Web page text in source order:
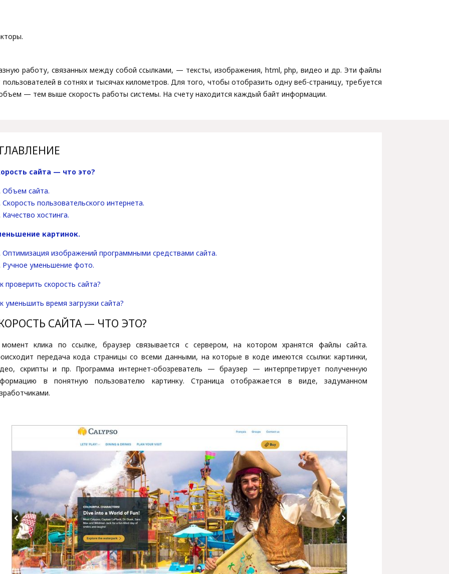
работу, связанных между собой ссылками, — тексты, изображения, html, php, видео и др. Эти файлы
в сотнях и тысячах километров. Для того, чтобы отобразить одну веб-страницу, требуется
— тем выше скорость работы системы. На счету находится каждый байт информации.
сайта — что это?
Объем сайта.
Скорость пользовательского интернета.
Качество хостинга.
картинок.
Оптимизация изображений программными средствами сайта.
Ручное уменьшение фото.
проверить скорость сайта?
уменьшить время загрузки сайта?
САЙТА — ЧТО ЭТО?
клика по ссылке, браузер связывается с сервером, на котором хранятся файлы сайта.
передача кода страницы со всеми данными, на которые в коде имеются ссылки: картинки,
скрипты и пр. Программа интернет-обозреватель — браузер — интерпретирует полученную
в понятную пользователю картинку. Страница отображается в виде, задуманном